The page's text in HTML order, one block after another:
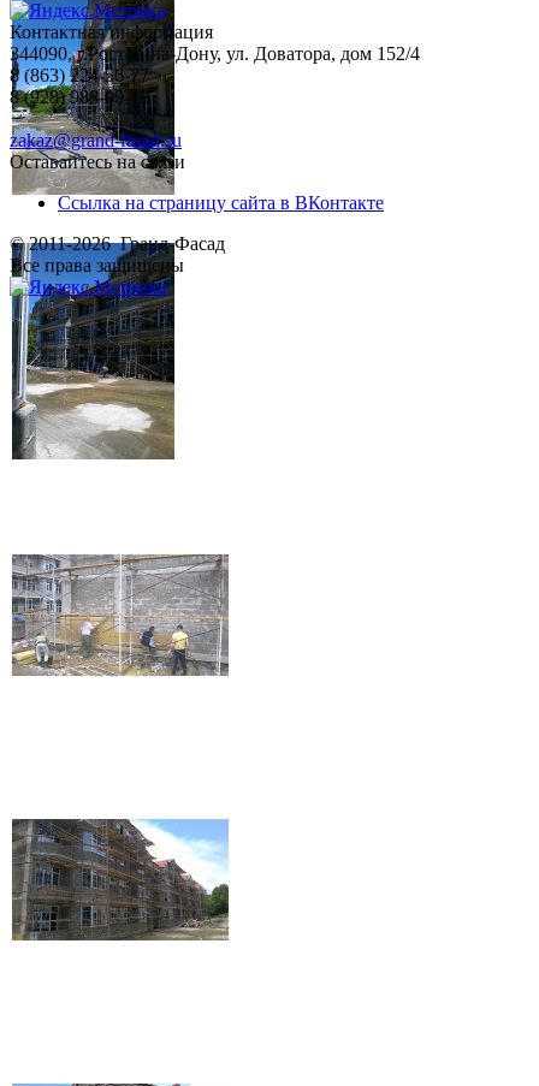
Контактная информация
344090, г.Ростов-на-Дону, ул. Доватора, дом 152/4
8 (863) 224-56-77
8 (928) 988-09-18
zakaz@grand-fasad.su
Оставайтесь на связи
Ссылка на страницу сайта в ВКонтакте
© 2011-2026 Гранд-Фасад
Все права защищены